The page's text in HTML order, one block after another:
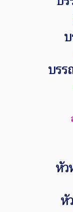
บรร
หัว
หั